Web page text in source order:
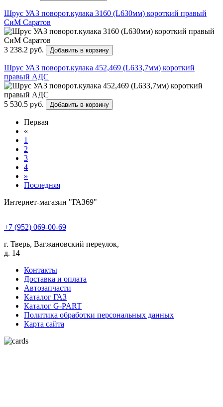
Шрус УАЗ поворот.кулака 3160 (L630мм) короткий правый
СиМ Саратов
3 238.2 руб. Добавить в корзину
Шрус УАЗ поворот.кулака 452,469 (L633,7мм) короткий
правый АДС
5 530.5 руб. Добавить в корзину
Первая
«
1
2
3
4
»
Последняя
Интернет-магазин "ГАЗ69"
+7 (952) 069-00-69
г. Тверь, Вагжановский переулок,
д. 14
Контакты
Доставка и оплата
Автозапчасти
Каталог ГАЗ
Каталог G-PART
Политика обработки персональных данных
Карта сайта